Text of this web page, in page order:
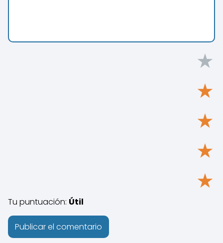
★
★
★
★
★
Tu puntuación: Útil